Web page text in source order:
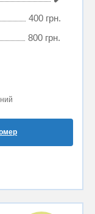
400 грн.
800 грн.